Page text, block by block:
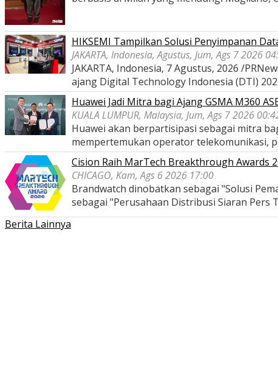
HIKSEMI Tampilkan Solusi Penyimpanan
JAKARTA, Indonesia, Agustus, Jum, Ags 7 2026
JAKARTA, Indonesia, 7 Agustus, 2026 /
ajang Digital Technology Indonesia (DTI)
Huawei Jadi Mitra bagi Ajang GSMA M360
KUALA LUMPUR, Malaysia, Jum, Ags 7 2026
Huawei akan berpartisipasi sebagai mitra
mempertemukan operator telekomunikasi,
Cision Raih MarTech Breakthrough Awards
CHICAGO, Kam, Ags 6 2026 17:00
Brandwatch dinobatkan sebagai "Solusi
sebagai "Perusahaan Distribusi Siaran Pers
Berita Lainnya